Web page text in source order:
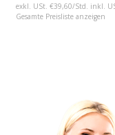
exkl. USt. €39,60/Std. inkl.
Gesamte Preisliste anzeigen